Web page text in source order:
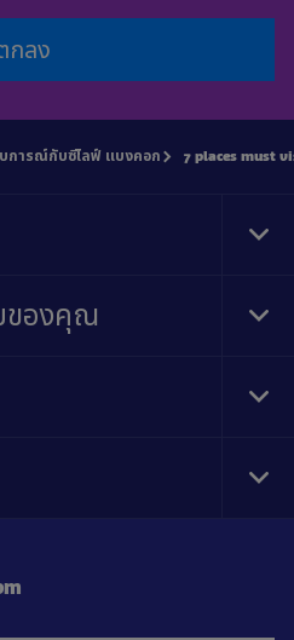
กลง
การณ์กับซีไลฟ์ แบงคอก 7 places must
ของคุณ